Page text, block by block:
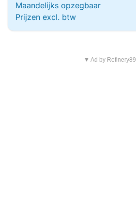
Maandelijks opzegbaar
Prijzen excl. btw
▼ Ad by Refinery89